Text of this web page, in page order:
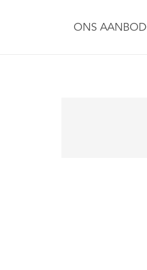
ONS AANBOD